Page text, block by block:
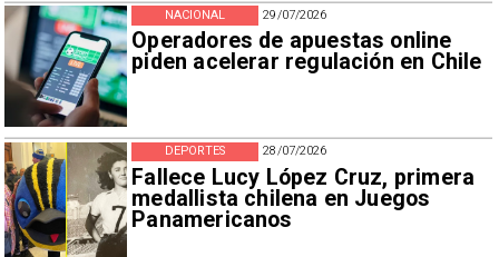
29/07/2026
Operadores de apuestas online
piden acelerar regulación en Chile
NACIONAL
28/07/2026
Fallece Lucy López Cruz, primera
medallista chilena en Juegos
Panamericanos
DEPORTES